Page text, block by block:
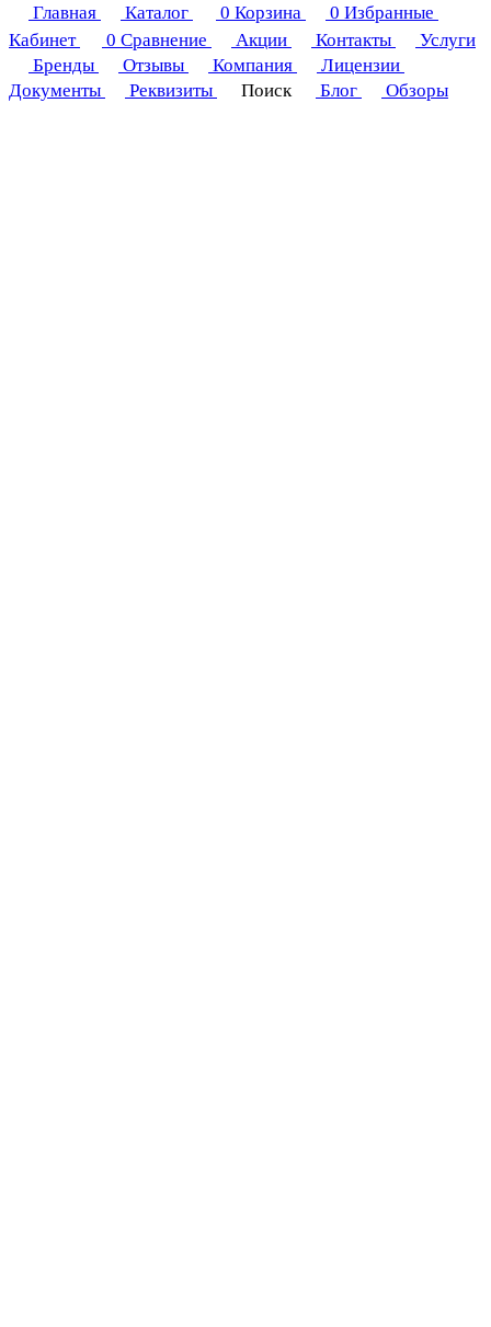
Главная
Каталог 0 Корзина 0 Избранные
Кабинет
0 Сравнение Акции Контакты
Услуги
Бренды
Отзывы Компания
Лицензии
Документы
Реквизиты Поиск Блог Обзоры